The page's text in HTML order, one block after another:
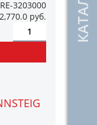
RE-3203000
2,770.0 руб.